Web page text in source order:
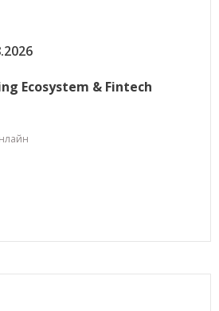
Ecosystem & Fintech